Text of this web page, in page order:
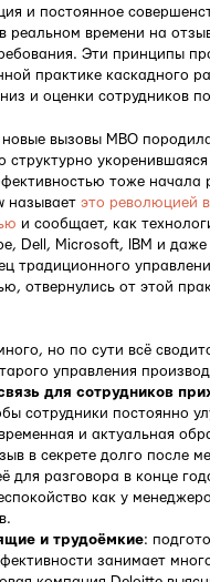
и постоянное
реальном времени на
Эти принципы
практике каскадного
и оценки сотрудников
новые вызовы MBO
структурно
тоже начала
называет это революцией
и сообщает, как
Dell, Microsoft, IBM и даже
традиционного
отвернулись от этой
но по сути всё
управления
для сотрудников
сотрудники постоянно
и актуальная
в секрете долго после
для разговора в конце
как у
и трудоёмкие:
занимает